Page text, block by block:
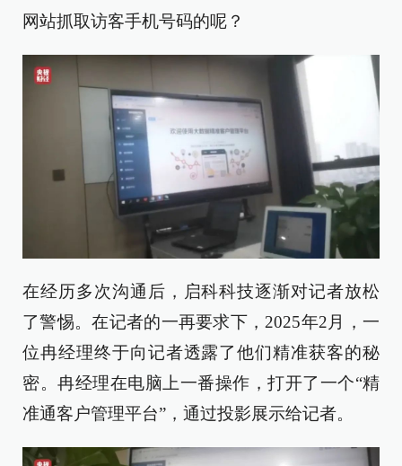
网站抓取访客手机号码的呢？
在经历多次沟通后，启科科技逐渐对记者放松
了警惕。在记者的一再要求下，2025年2月，一
位冉经理终于向记者透露了他们精准获客的秘
密。冉经理在电脑上一番操作，打开了一个“精
准通客户管理平台”，通过投影展示给记者。